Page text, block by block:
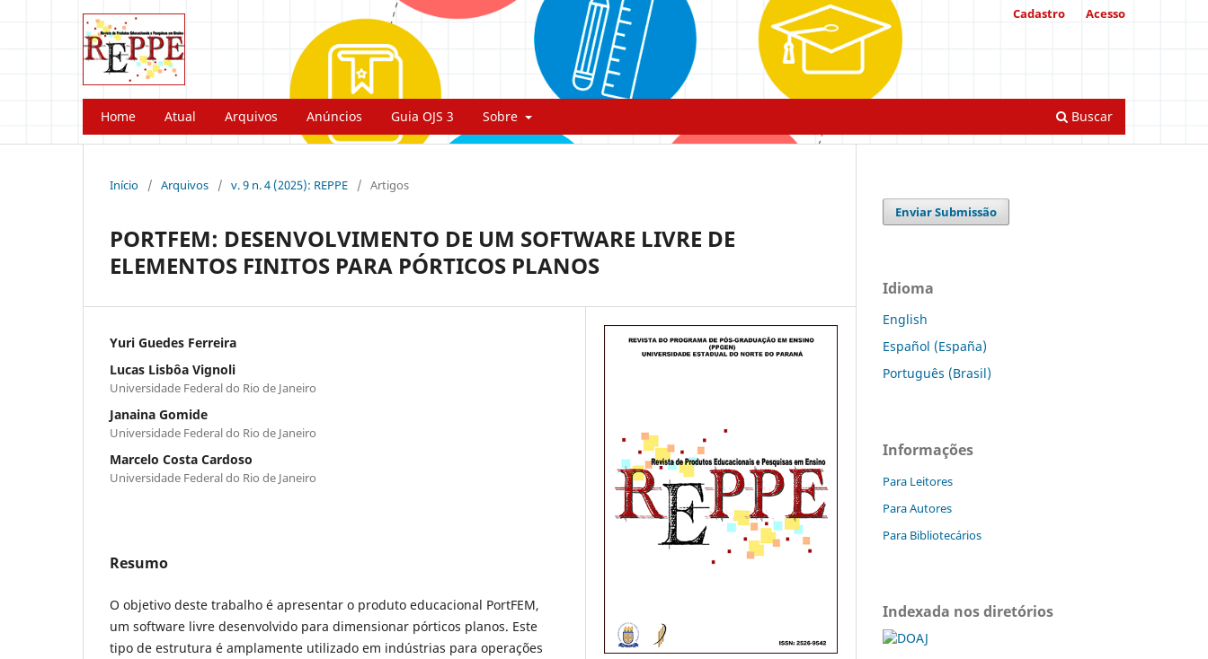
Home Atual Arquivos Anúncios Guia OJS 3 Sobre Buscar
Cadastro Acesso
Início / Arquivos / v. 9 n. 4 (2025): REPPE / Artigos
PORTFEM: DESENVOLVIMENTO DE UM SOFTWARE LIVRE DE
ELEMENTOS FINITOS PARA PÓRTICOS PLANOS
Yuri Guedes Ferreira
Lucas Lisbôa Vignoli
Universidade Federal do Rio de Janeiro
Janaina Gomide
Universidade Federal do Rio de Janeiro
Marcelo Costa Cardoso
Universidade Federal do Rio de Janeiro
Resumo
O objetivo deste trabalho é apresentar o produto educacional PortFEM,
um software livre desenvolvido para dimensionar pórticos planos. Este
tipo de estrutura é amplamente utilizado em indústrias para operações
Enviar Submissão
Idioma
English
Español (España)
Português (Brasil)
Informações
Para Leitores
Para Autores
Para Bibliotecários
Indexada nos diretórios